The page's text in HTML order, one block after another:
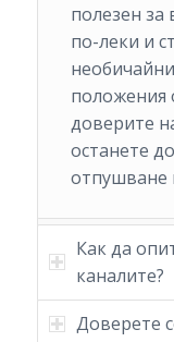
полезен за
по-леки и
положения
доверите
останете
отпушване
Как да
каналите?
Доверете